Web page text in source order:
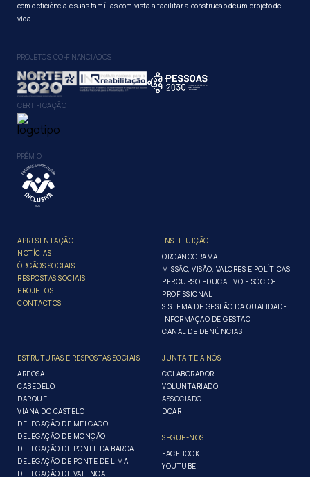
com deficiência e suas famílias com vista a facilitar a construção de um projeto de
vida.
PROJETOS CO-FINANCIADOS
CERTIFICAÇÃO
PRÉMIO
APRESENTAÇÃO
NOTÍCIAS
ÓRGÃOS SOCIAIS
RESPOSTAS SOCIAIS
PROJETOS
CONTACTOS
INSTITUIÇÃO
ORGANOGRAMA
MISSÃO, VISÃO, VALORES E POLÍTICAS
PERCURSO EDUCATIVO E SÓCIO-
PROFISSIONAL
SISTEMA DE GESTÃO DA QUALIDADE
INFORMAÇÃO DE GESTÃO
CANAL DE DENÚNCIAS
ESTRUTURAS E RESPOSTAS SOCIAIS
AREOSA
CABEDELO
DARQUE
VIANA DO CASTELO
DELEGAÇÃO DE MELGAÇO
DELEGAÇÃO DE MONÇÃO
DELEGAÇÃO DE PONTE DA BARCA
DELEGAÇÃO DE PONTE DE LIMA
DELEGAÇÃO DE VALENÇA
JUNTA-TE A NÓS
COLABORADOR
VOLUNTARIADO
ASSOCIADO
DOAR
SEGUE-NOS
FACEBOOK
YOUTUBE